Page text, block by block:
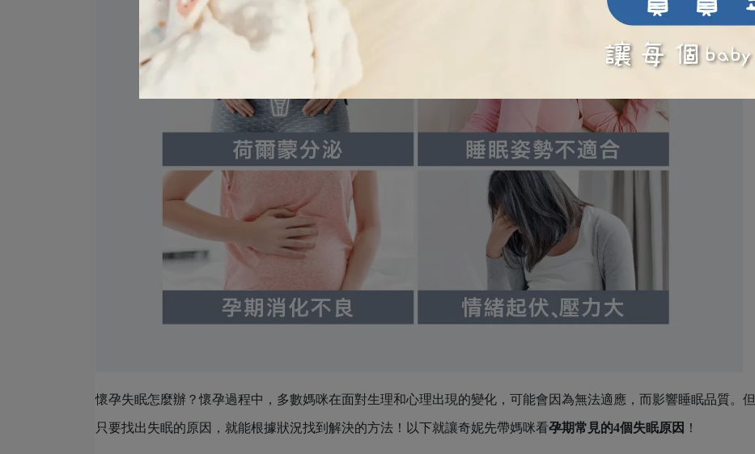
懷孕失眠怎麼辦？懷孕過程中，多數媽咪在面對生理和心理出現的變化，可能會因為無法適應，而影響睡眠品質。但
只要找出失眠的原因，就能根據狀況找到解決的方法！以下就讓奇妮先帶媽咪看孕期常見的4個失眠原因 ！